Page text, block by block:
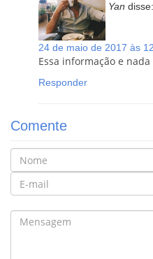
Yan disse:
24 de maio de 2017 às
Essa informação e
Responder
Comente